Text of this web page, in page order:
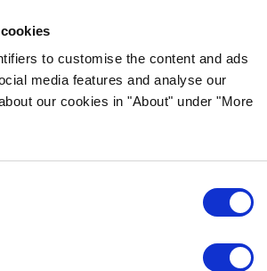
to customise the content and ads
media features and analyse our
our cookies in "About" under "More
koiran- ja kissanruokaa
ainesosista ja ilman
lisäaineita.